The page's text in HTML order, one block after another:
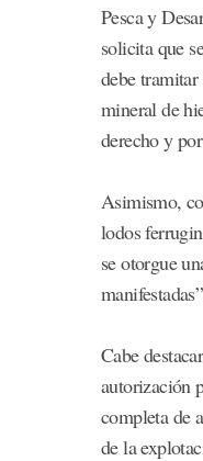
Pesca y
solicita que
debe
mineral de
derecho y
Asimismo,
lodos
se otorgue
Cabe
autorización
completa de
de la